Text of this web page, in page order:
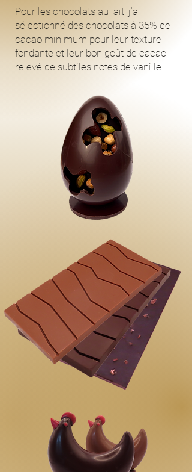
Pour les chocolats au lait, j'ai
sélectionné des chocolats à 35% de
cacao minimum pour leur texture
fondante et leur bon goût de cacao
relevé de subtiles notes de vanille.